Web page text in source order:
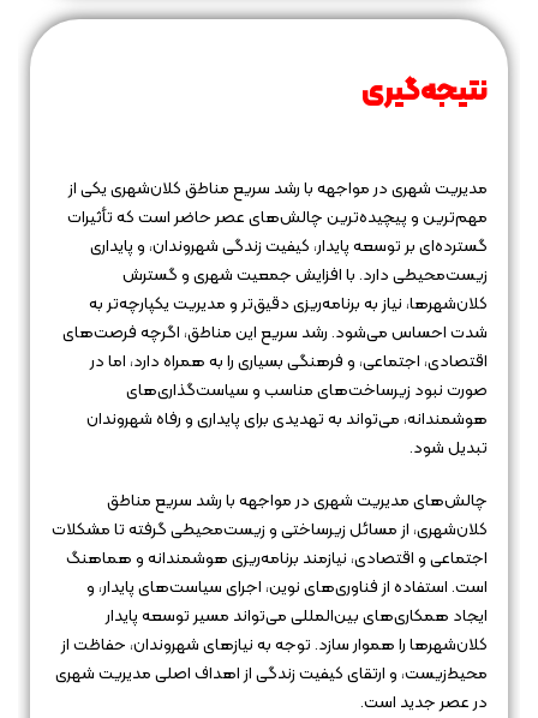
نتیجه‌گیری
مدیریت شهری در مواجهه با رشد سریع مناطق کلان‌شهری یکی از
مهم‌ترین و پیچیده‌ترین چالش‌های عصر حاضر است که تأثیرات
گسترده‌ای بر توسعه پایدار، کیفیت زندگی شهروندان، و پایداری
زیست‌محیطی دارد. با افزایش جمعیت شهری و گسترش
کلان‌شهرها، نیاز به برنامه‌ریزی دقیق‌تر و مدیریت یکپارچه‌تر به
شدت احساس می‌شود. رشد سریع این مناطق، اگرچه فرصت‌های
اقتصادی، اجتماعی، و فرهنگی بسیاری را به همراه دارد، اما در
صورت نبود زیرساخت‌های مناسب و سیاست‌گذاری‌های
هوشمندانه، می‌تواند به تهدیدی برای پایداری و رفاه شهروندان
تبدیل شود.
چالش‌های مدیریت شهری در مواجهه با رشد سریع مناطق
کلان‌شهری، از مسائل زیرساختی و زیست‌محیطی گرفته تا مشکلات
اجتماعی و اقتصادی، نیازمند برنامه‌ریزی هوشمندانه و هماهنگ
است. استفاده از فناوری‌های نوین، اجرای سیاست‌های پایدار، و
ایجاد همکاری‌های بین‌المللی می‌تواند مسیر توسعه پایدار
کلان‌شهرها را هموار سازد. توجه به نیازهای شهروندان، حفاظت از
محیط‌زیست، و ارتقای کیفیت زندگی از اهداف اصلی مدیریت شهری
در عصر جدید است.